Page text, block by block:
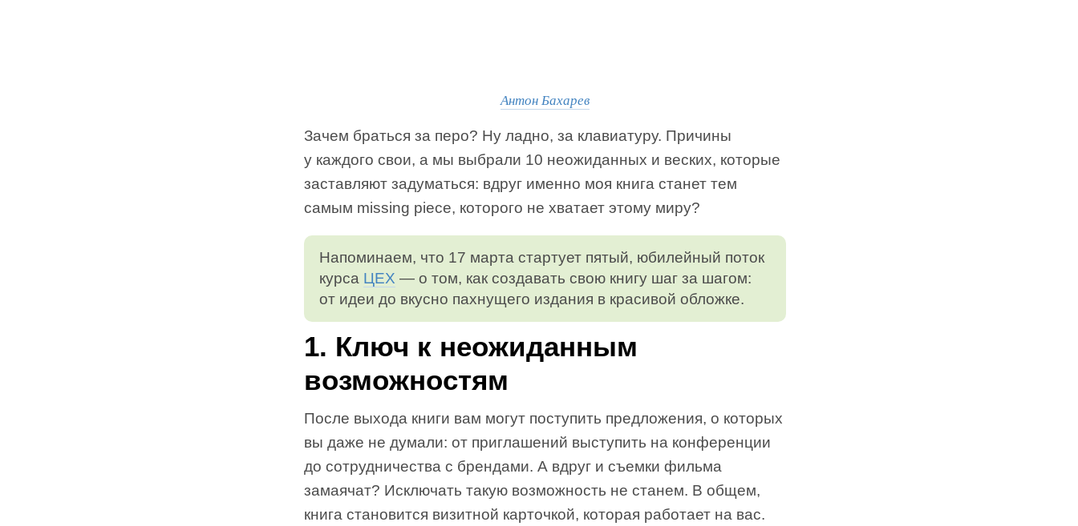
Антон Бахарев
Зачем браться за перо? Ну ладно, за клавиатуру. Причины
у каждого свои, а мы выбрали 10 неожиданных и веских, которые
заставляют задуматься: вдруг именно моя книга станет тем
самым missing piece, которого не хватает этому миру?
Напоминаем, что 17 марта стартует пятый, юбилейный поток
курса ЦЕХ — о том, как создавать свою книгу шаг за шагом:
от идеи до вкусно пахнущего издания в красивой обложке.
1. Ключ к неожиданным
возможностям
После выхода книги вам могут поступить предложения, о которых
вы даже не думали: от приглашений выступить на конференции
до сотрудничества с брендами. А вдруг и съемки фильма
замаячат? Исключать такую возможность не станем. В общем,
книга становится визитной карточкой, которая работает на вас.